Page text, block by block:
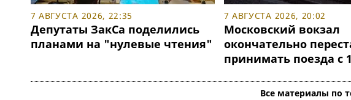
7 АВГУСТА 2026, 22:35
Депутаты ЗакСа поделились
планами на "нулевые чтения"
7 АВГУСТА 2026, 20:02
Московский вокзал
окончательно
принимать поезда с
Все материалы по